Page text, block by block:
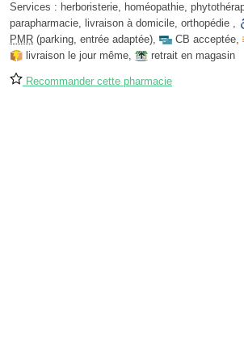
Services : herboristerie, homéopathie,
parapharmacie, livraison à domicile, orthopédie ,
PMR (parking, entrée adaptée), CB acceptée,
livraison le jour même, retrait en magasin
Recommander cette pharmacie